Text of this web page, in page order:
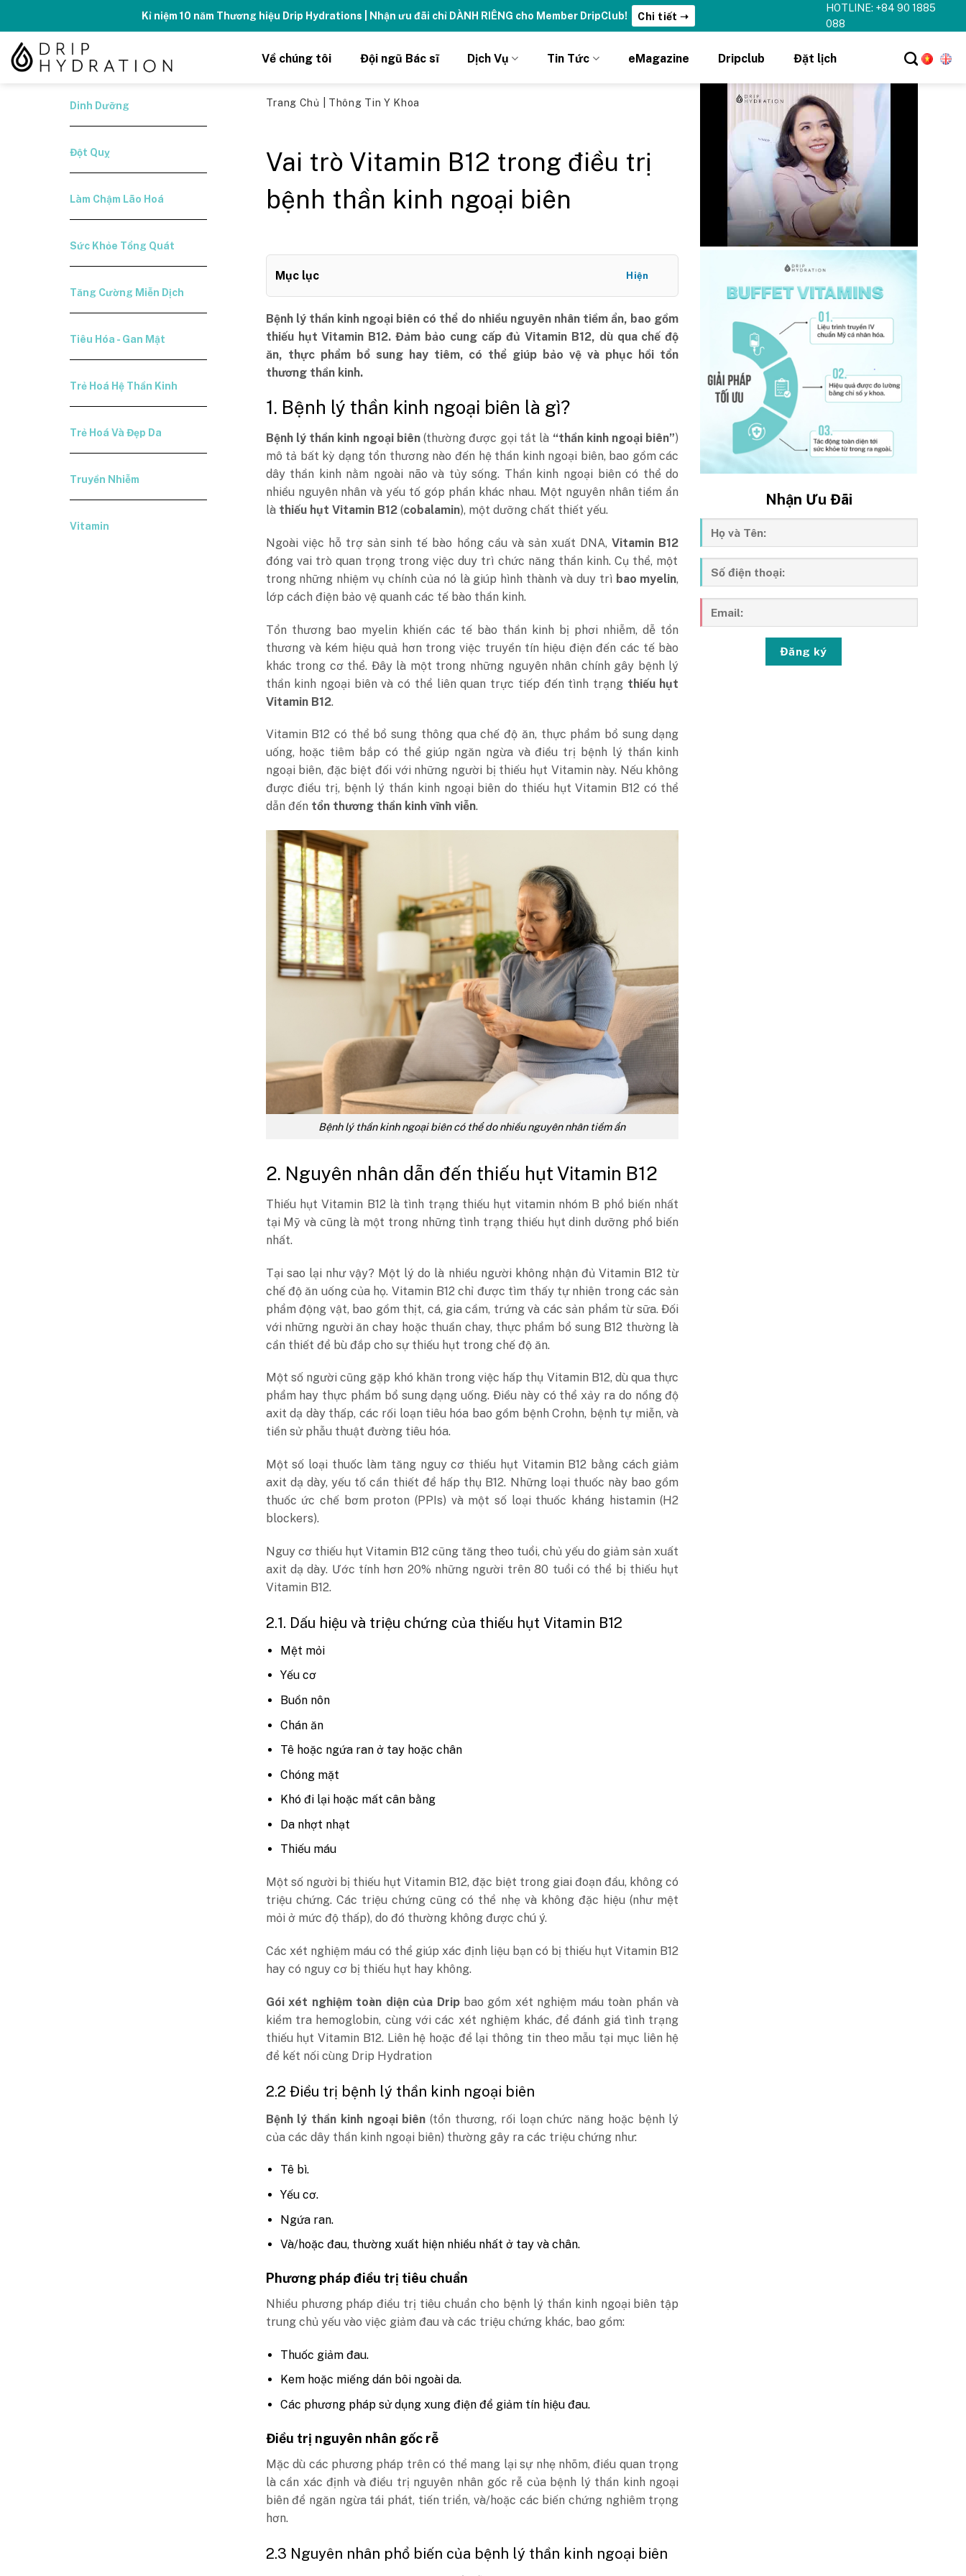
content
Kỉ niệm 10 năm Thương hiệu Drip Hydrations | Nhận ưu đãi chỉ DÀNH RIÊNG cho Member DripClub! Chi tiết ➝
HOTLINE: +84 90 1885
088
Về chúng tôi Đội ngũ Bác sĩ Dịch Vụ Tin Tức eMagazine Dripclub Đặt lịch
Dinh Dưỡng
Đột Quỵ
Làm Chậm Lão Hoá
Sức Khỏe Tổng Quát
Tăng Cường Miễn Dịch
Tiêu Hóa - Gan Mật
Trẻ Hoá Hệ Thần Kinh
Trẻ Hoá Và Đẹp Da
Truyền Nhiễm
Vitamin
Trang Chủ Thông Tin Y Khoa
Vai trò Vitamin B12 trong điều trị
bệnh thần kinh ngoại biên
Mục lục Hiện
Bệnh lý thần kinh ngoại biên có thể do nhiều nguyên nhân tiềm ẩn, bao gồm
thiếu hụt Vitamin B12. Đảm bảo cung cấp đủ Vitamin B12, dù qua chế độ
ăn, thực phẩm bổ sung hay tiêm, có thể giúp bảo vệ và phục hồi tổn
thương thần kinh.
1. Bệnh lý thần kinh ngoại biên là gì?
Bệnh lý thần kinh ngoại biên(thường được gọi tắt là “thần kinh ngoại biên”)
mô tả bất kỳ dạng tổn thương nào đến hệ thần kinh ngoại biên, bao gồm các
dây thần kinh nằm ngoài não và tủy sống. Thần kinh ngoại biên có thể do
nhiều nguyên nhân và yếu tố góp phần khác nhau. Một nguyên nhân tiềm ẩn
là thiếu hụt Vitamin B12(cobalamin), một dưỡng chất thiết yếu.
Ngoài việc hỗ trợ sản sinh tế bào hồng cầu và sản xuất DNA,Vitamin B12
đóng vai trò quan trọng trong việc duy trì chức năng thần kinh. Cụ thể, một
trong những nhiệm vụ chính của nó là giúp hình thành và duy trì bao myelin,
lớp cách điện bảo vệ quanh các tế bào thần kinh.
Tổn thương bao myelin khiến các tế bào thần kinh bị phơi nhiễm, dễ tổn
thương và kém hiệu quả hơn trong việc truyền tín hiệu điện đến các tế bào
khác trong cơ thể. Đây là một trong những nguyên nhân chính gây bệnh lý
thần kinh ngoại biên và có thể liên quan trực tiếp đến tình trạng thiếu hụt
Vitamin B12.
Vitamin B12 có thể bổ sung thông qua chế độ ăn, thực phẩm bổ sung dạng
uống, hoặc tiêm bắp có thể giúp ngăn ngừa và điều trị bệnh lý thần kinh
ngoại biên, đặc biệt đối với những người bị thiếu hụt Vitamin này. Nếu không
được điều trị, bệnh lý thần kinh ngoại biên do thiếu hụt Vitamin B12 có thể
dẫn đến tổn thương thần kinh vĩnh viễn.
Bệnh lý thần kinh ngoại biên có thể do nhiều nguyên nhân tiềm ẩn
2. Nguyên nhân dẫn đến thiếu hụt Vitamin B12
Thiếu hụt Vitamin B12 là tình trạng thiếu hụt vitamin nhóm B phổ biến nhất
tại Mỹ và cũng là một trong những tình trạng thiếu hụt dinh dưỡng phổ biến
nhất.
Tại sao lại như vậy? Một lý do là nhiều người không nhận đủ Vitamin B12 từ
chế độ ăn uống của họ. Vitamin B12 chỉ được tìm thấy tự nhiên trong các sản
phẩm động vật, bao gồm thịt, cá, gia cầm, trứng và các sản phẩm từ sữa. Đối
với những người ăn chay hoặc thuần chay, thực phẩm bổ sung B12 thường là
cần thiết để bù đắp cho sự thiếu hụt trong chế độ ăn.
Một số người cũng gặp khó khăn trong việc hấp thụ Vitamin B12, dù qua thực
phẩm hay thực phẩm bổ sung dạng uống. Điều này có thể xảy ra do nồng độ
axit dạ dày thấp, các rối loạn tiêu hóa bao gồm bệnh Crohn, bệnh tự miễn, và
tiền sử phẫu thuật đường tiêu hóa.
Một số loại thuốc làm tăng nguy cơ thiếu hụt Vitamin B12 bằng cách giảm
axit dạ dày, yếu tố cần thiết để hấp thụ B12. Những loại thuốc này bao gồm
thuốc ức chế bơm proton (PPIs) và một số loại thuốc kháng histamin (H2
blockers).
Nguy cơ thiếu hụt Vitamin B12 cũng tăng theo tuổi, chủ yếu do giảm sản xuất
axit dạ dày. Ước tính hơn 20% những người trên 80 tuổi có thể bị thiếu hụt
Vitamin B12.
2.1. Dấu hiệu và triệu chứng của thiếu hụt Vitamin B12
Mệt mỏi
Yếu cơ
Buồn nôn
Chán ăn
Tê hoặc ngứa ran ở tay hoặc chân
Chóng mặt
Khó đi lại hoặc mất cân bằng
Da nhợt nhạt
Thiếu máu
Một số người bị thiếu hụt Vitamin B12, đặc biệt trong giai đoạn đầu, không có
triệu chứng. Các triệu chứng cũng có thể nhẹ và không đặc hiệu (như mệt
mỏi ở mức độ thấp), do đó thường không được chú ý.
Các xét nghiệm máu có thể giúp xác định liệu bạn có bị thiếu hụt Vitamin B12
hay có nguy cơ bị thiếu hụt hay không.
Gói xét nghiệm toàn diện của Dripbao gồm xét nghiệm máu toàn phần và
kiểm tra hemoglobin, cùng với các xét nghiệm khác, để đánh giá tình trạng
thiếu hụt Vitamin B12. Liên hệ hoặc để lại thông tin theo mẫu tại mục liên hệ
để kết nối cùng Drip Hydration
2.2 Điều trị bệnh lý thần kinh ngoại biên
Bệnh lý thần kinh ngoại biên (tổn thương, rối loạn chức năng hoặc bệnh lý
của các dây thần kinh ngoại biên) thường gây ra các triệu chứng như:
Tê bì.
Yếu cơ.
Ngứa ran.
Và/hoặc đau, thường xuất hiện nhiều nhất ở tay và chân.
Phương pháp điều trị tiêu chuẩn
Nhiều phương pháp điều trị tiêu chuẩn cho bệnh lý thần kinh ngoại biên tập
trung chủ yếu vào việc giảm đau và các triệu chứng khác, bao gồm:
Thuốc giảm đau.
Kem hoặc miếng dán bôi ngoài da.
Các phương pháp sử dụng xung điện để giảm tín hiệu đau.
Điều trị nguyên nhân gốc rễ
Mặc dù các phương pháp trên có thể mang lại sự nhẹ nhõm, điều quan trọng
là cần xác định và điều trị nguyên nhân gốc rễ của bệnh lý thần kinh ngoại
biên để ngăn ngừa tái phát, tiến triển, và/hoặc các biến chứng nghiêm trọng
hơn.
2.3 Nguyên nhân phổ biến của bệnh lý thần kinh ngoại biên
Nhận Ưu Đãi
Đăng ký